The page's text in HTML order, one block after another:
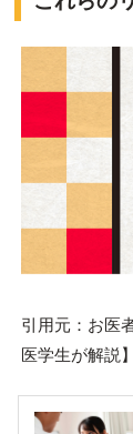
引用元：お医
医学生が解説